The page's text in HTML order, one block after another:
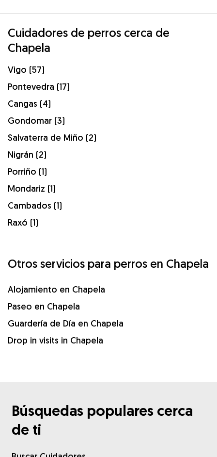
Cuidadores de perros cerca de
Chapela
Vigo (57)
Pontevedra (17)
Cangas (4)
Gondomar (3)
Salvaterra de Miño (2)
Nigrán (2)
Porriño (1)
Mondariz (1)
Cambados (1)
Raxó (1)
Otros servicios para perros en Chapela
Alojamiento en Chapela
Paseo en Chapela
Guardería de Día en Chapela
Drop in visits in Chapela
Búsquedas populares cerca
de ti